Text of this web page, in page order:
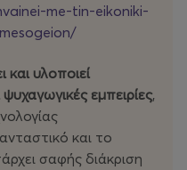
| www.more.com
teleportarena
teleport_arena
me-tin-eikoniki-
και υλοποιεί
εμπειρίες,
και το
σαφής διάκριση